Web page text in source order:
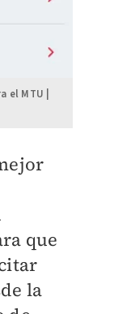
MTU |
que
la